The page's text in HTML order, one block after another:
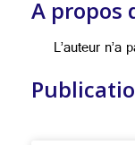
A propos
L’auteur